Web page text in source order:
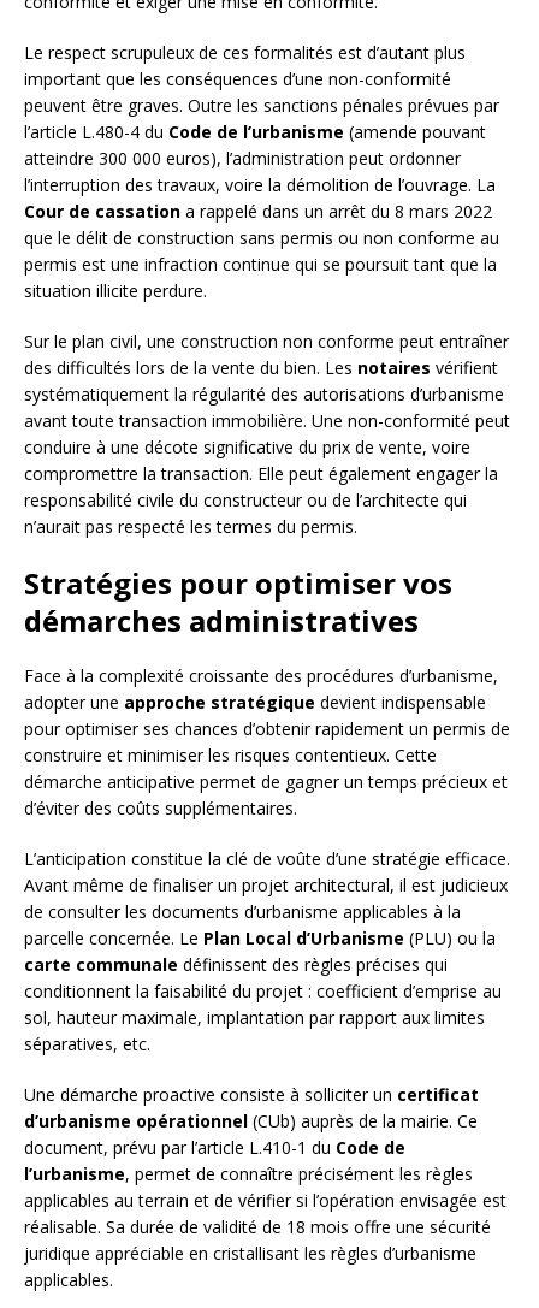
Le respect scrupuleux de ces formalités est d’autant plus
important que les conséquences d’une non-conformité
peuvent être graves. Outre les sanctions pénales prévues par
l’article L.480-4 du Code de l’urbanisme (amende pouvant
atteindre 300 000 euros), l’administration peut ordonner
l’interruption des travaux, voire la démolition de l’ouvrage. La
Cour de cassation a rappelé dans un arrêt du 8 mars 2022
que le délit de construction sans permis ou non conforme au
permis est une infraction continue qui se poursuit tant que la
situation illicite perdure.
Sur le plan civil, une construction non conforme peut entraîner
des difficultés lors de la vente du bien. Les notaires vérifient
systématiquement la régularité des autorisations d’urbanisme
avant toute transaction immobilière. Une non-conformité peut
conduire à une décote significative du prix de vente, voire
compromettre la transaction. Elle peut également engager la
responsabilité civile du constructeur ou de l’architecte qui
n’aurait pas respecté les termes du permis.
Stratégies pour optimiser vos
démarches administratives
Face à la complexité croissante des procédures d’urbanisme,
adopter une approche stratégique devient indispensable
pour optimiser ses chances d’obtenir rapidement un permis de
construire et minimiser les risques contentieux. Cette
démarche anticipative permet de gagner un temps précieux et
d’éviter des coûts supplémentaires.
L’anticipation constitue la clé de voûte d’une stratégie efficace.
Avant même de finaliser un projet architectural, il est judicieux
de consulter les documents d’urbanisme applicables à la
parcelle concernée. Le Plan Local d’Urbanisme (PLU) ou la
carte communale définissent des règles précises qui
conditionnent la faisabilité du projet : coefficient d’emprise au
sol, hauteur maximale, implantation par rapport aux limites
séparatives, etc.
Une démarche proactive consiste à solliciter un certificat
d’urbanisme opérationnel (CUb) auprès de la mairie. Ce
document, prévu par l’article L.410-1 du Code de
l’urbanisme, permet de connaître précisément les règles
applicables au terrain et de vérifier si l’opération envisagée est
réalisable. Sa durée de validité de 18 mois offre une sécurité
juridique appréciable en cristallisant les règles d’urbanisme
applicables.